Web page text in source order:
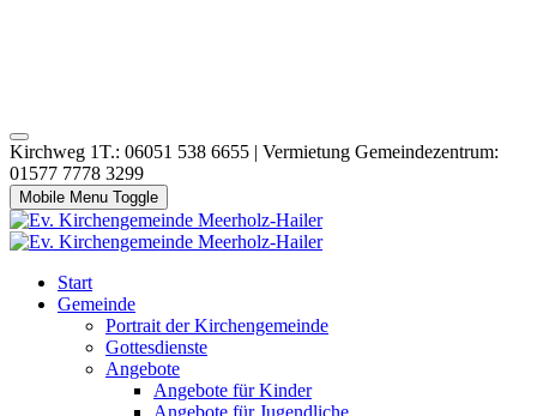
Kirchweg 1T.: 06051 538 6655 | Vermietung Gemeindezentrum:
01577 7778 3299
Mobile Menu Toggle
Start
Gemeinde
Portrait der Kirchengemeinde
Gottesdienste
Angebote
Angebote für Kinder
Angebote für Jugendliche